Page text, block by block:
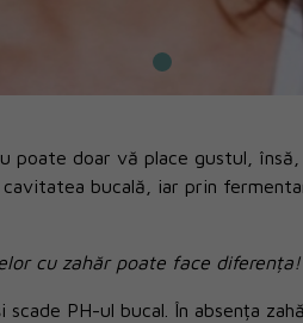
poate doar vă place gustul,
bucală, iar prin
cu zahăr poate face diferența!
PH-ul bucal. În absența